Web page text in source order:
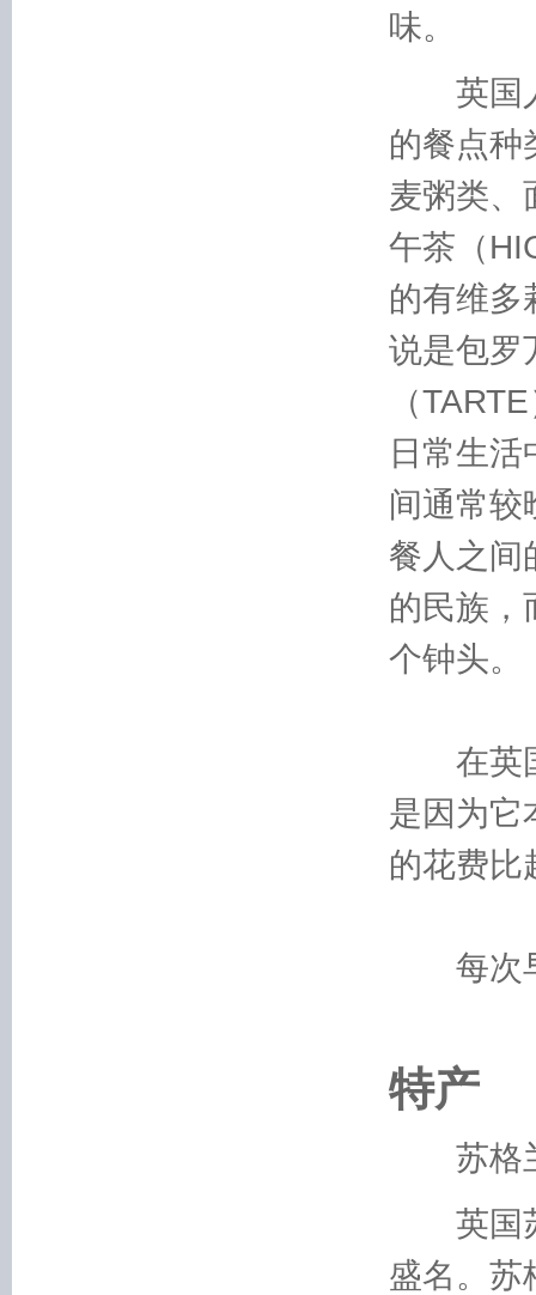
味。
英国人
的餐点种
麦粥类、
午茶（
的有维多
说是包罗
（
日常生
间通常较
餐人之间
的民族，
个钟头。
在英国
是因为它
的花费比
每次早
特产
苏格
英国苏
盛名。苏